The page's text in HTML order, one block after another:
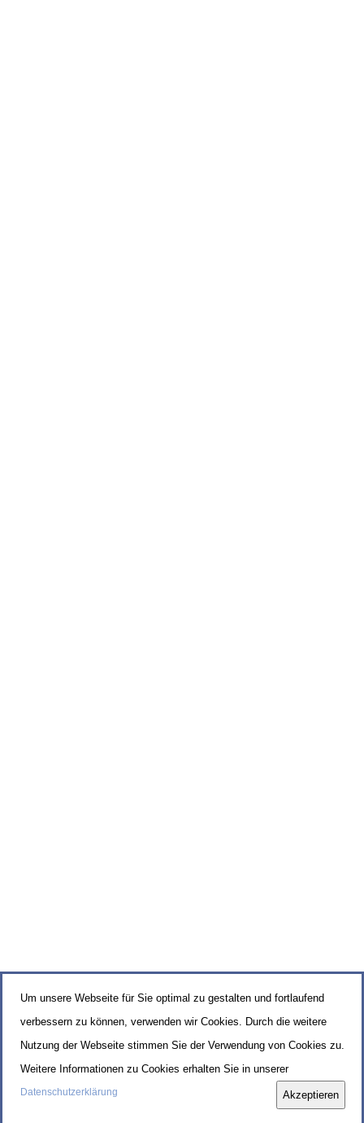
Um unsere Webseite für Sie optimal zu gestalten und fortlaufend
verbessern zu können, verwenden wir Cookies. Durch die weitere
Nutzung der Webseite stimmen Sie der Verwendung von Cookies zu.
Weitere Informationen zu Cookies erhalten Sie in unserer
Datenschutzerklärung Akzeptieren